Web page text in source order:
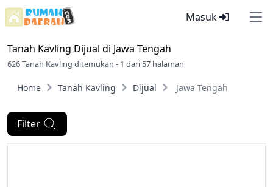
Masuk
Tanah Kavling Dijual di Jawa Tengah
626 Tanah Kavling ditemukan - 1 dari 57 halaman
Home Tanah Kavling Dijual Jawa Tengah
Filter